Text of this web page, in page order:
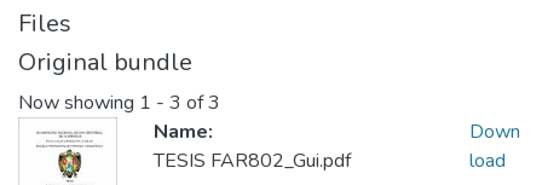
Files
Original bundle
Now showing 1 - 3 of 3
Name:
TESIS FAR802_Gui.pdf
Down
load